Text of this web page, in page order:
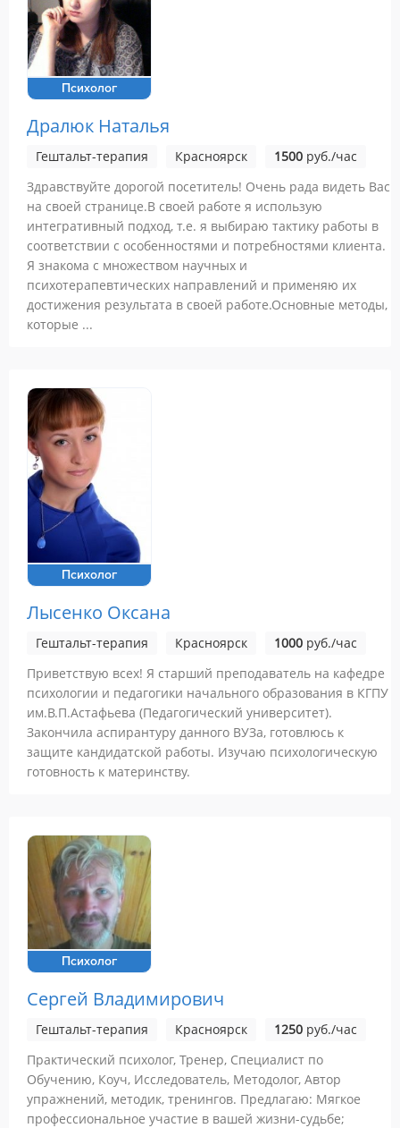
Психолог
Дралюк Наталья
Гештальт-терапия Красноярск 1500 руб./час
Здравствуйте дорогой посетитель! Очень рада видеть Вас
на своей странице.В своей работе я использую
интегративный подход, т.е. я выбираю тактику работы в
соответствии с особенностями и потребностями клиента.
Я знакома с множеством научных и
психотерапевтических направлений и применяю их
достижения результата в своей работе.Основные методы,
которые ...
Психолог
Лысенко Оксана
Гештальт-терапия Красноярск 1000 руб./час
Приветствую всех! Я старший преподаватель на кафедре
психологии и педагогики начального образования в КГПУ
им.В.П.Астафьева (Педагогический университет).
Закончила аспирантуру данного ВУЗа, готовлюсь к
защите кандидатской работы. Изучаю психологическую
готовность к материнству.
Психолог
Сергей Владимирович
Гештальт-терапия Красноярск 1250 руб./час
Практический психолог, Тренер, Специалист по
Обучению, Коуч, Исследователь, Методолог, Автор
упражнений, методик, тренингов. Предлагаю: Мягкое
профессиональное участие в вашей жизни-судьбе;